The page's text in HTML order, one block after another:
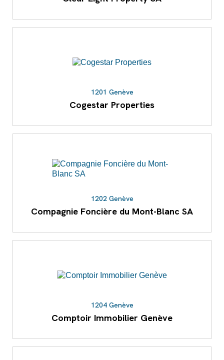
1201 Genève
Cogestar Properties
1202 Genève
Compagnie Foncière du Mont-Blanc SA
1204 Genève
Comptoir Immobilier Genève